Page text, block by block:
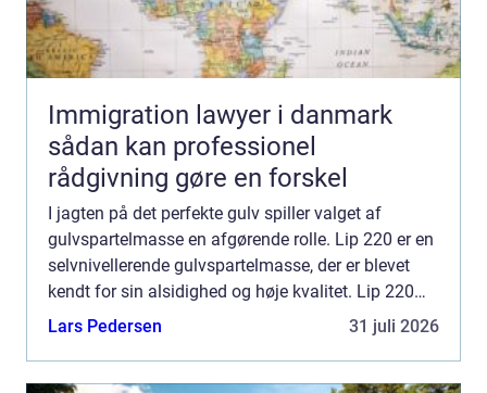
Immigration lawyer i danmark
sådan kan professionel
rådgivning gøre en forskel
I jagten på det perfekte gulv spiller valget af
gulvspartelmasse en afgørende rolle. Lip 220 er en
selvnivellerende gulvspartelmasse, der er blevet
kendt for sin alsidighed og høje kvalitet. Lip 220
anvendes til alt fra opretning ...
Lars Pedersen 31 juli 2026